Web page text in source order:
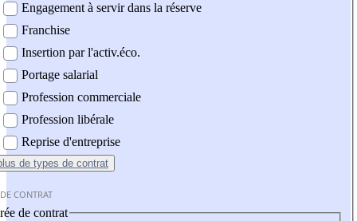
Engagement à servir dans la réserve
Franchise
Insertion par l'activ.éco.
Portage salarial
Profession commerciale
Profession libérale
Reprise d'entreprise
de types de contrat
CONTRAT
de contrat